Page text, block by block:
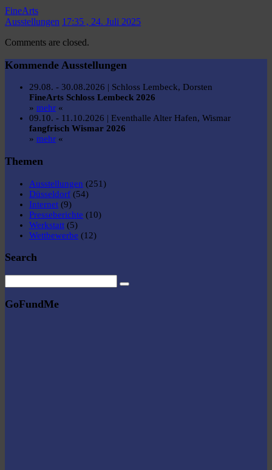
FineArts
Ausstellungen 17:35 , 24. Juli 2025
Comments are closed.
Kommende Ausstellungen
29.08. - 30.08.2026 | Schloss Lembeck, Dorsten
FineArts Schloss Lembeck 2026
» mehr «
09.10. - 11.10.2026 | Eventhalle Alter Hafen, Wismar
fangfrisch Wismar 2026
» mehr «
Themen
Ausstellungen (251)
Düsseldorf (54)
Internet (9)
Presseberichte (10)
Werkstatt (5)
Wettbewerbe (12)
Search
GoFundMe